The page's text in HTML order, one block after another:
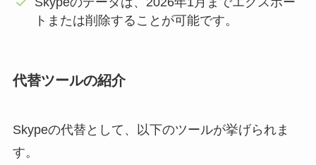
トまたは削除することが可能です。
代替ツールの紹介
Skypeの代替として、以下のツールが挙げられま
す。